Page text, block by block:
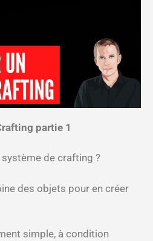
partie 1
de crafting ?
des objets pour en créer
simple, à condition